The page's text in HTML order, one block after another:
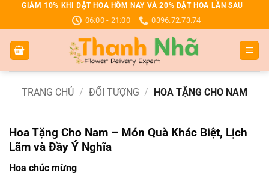
dung
GIẢM 10% KHI ĐẶT HOA HÔM NAY VÀ 20% ĐẶT HOA LẦN SAU
06:00 - 21:00 0396.72.73.74
TRANG CHỦ / ĐỐI TƯỢNG / HOA TẶNG CHO NAM
Hoa Tặng Cho Nam – Món Quà Khác Biệt, Lịch
Lãm và Đầy Ý Nghĩa
Hoa chúc mừng